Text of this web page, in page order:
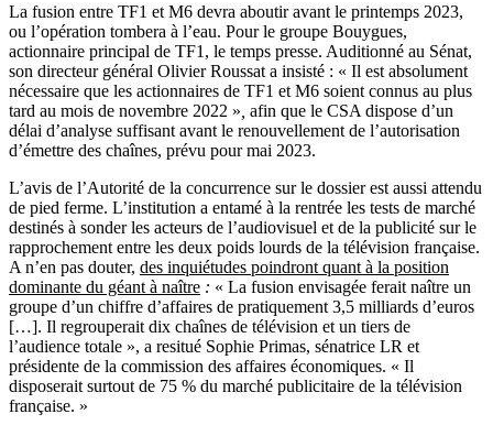
La fusion entre TF1 et M6 devra aboutir avant le printemps 2023,
ou l’opération tombera à l’eau. Pour le groupe Bouygues,
actionnaire principal de TF1, le temps presse. Auditionné au Sénat,
son directeur général Olivier Roussat a insisté : « Il est absolument
nécessaire que les actionnaires de TF1 et M6 soient connus au plus
tard au mois de novembre 2022 » afin que le CSA dispose d’un
délai d’analyse suffisant avant le renouvellement de l’autorisation
d’émettre des chaînes, prévu pour mai 2023.
L’avis de l’Autorité de la concurrence sur le dossier est aussi attendu
de pied ferme. L’institution a entamé à la rentrée les tests de marché
destinés à sonder les acteurs de l’audiovisuel et de la publicité sur le
rapprochement entre les deux poids lourds de la télévision française.
A n’en pas douter, des inquiétudes poindront quant à la position
dominante du géant à naître : « La fusion envisagée ferait naître un
groupe d’un chiffre d’affaires de pratiquement 3,5 milliards d’euros
[…]. Il regrouperait dix chaînes de télévision et un tiers de
l’audience totale », a resitué Sophie Primas, sénatrice LR et
présidente de la commission des affaires économiques. « Il
disposerait surtout de 75 % du marché publicitaire de la télévision
française. »